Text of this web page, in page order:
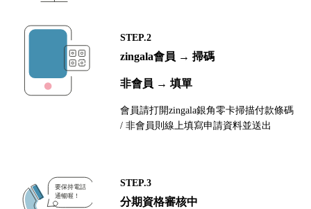
STEP.2
zingala會員 → 掃碼
非會員 → 填單
會員請打開zingala銀角零卡掃描付款條碼
/ 非會員則線上填寫申請資料並送出
STEP.3
分期資格審核中